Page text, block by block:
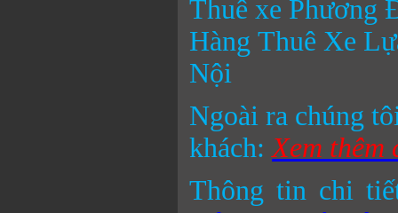
Thuê xe Phương
Hàng Thuê Xe
Nội
Ngoài ra chúng
khách:Xem thêm
Thông tin chi